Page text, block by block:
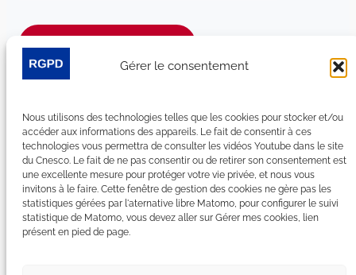
Gérer le consentement
Nous utilisons des technologies telles que les cookies pour stocker et/ou
accéder aux informations des appareils. Le fait de consentir à ces
technologies vous permettra de consulter les vidéos Youtube dans le site
du Cnesco. Le fait de ne pas consentir ou de retirer son consentement est
une excellente mesure pour protéger votre vie privée, et nous vous
invitons à le faire. Cette fenêtre de gestion des cookies ne gère pas les
statistiques gérées par l'aternative libre Matomo, pour configurer le suivi
statistique de Matomo, vous devez aller sur Gérer mes cookies, lien
présent en pied de page.
LinkedIn
YouTube
Facebook
Bluesky
Plan du site